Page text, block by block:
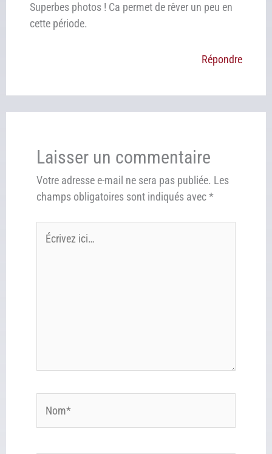
Superbes photos ! Ca permet de rêver un peu en
cette période.
Répondre
Laisser un commentaire
Votre adresse e-mail ne sera pas publiée. Les
champs obligatoires sont indiqués avec*
Écrivez
ici…